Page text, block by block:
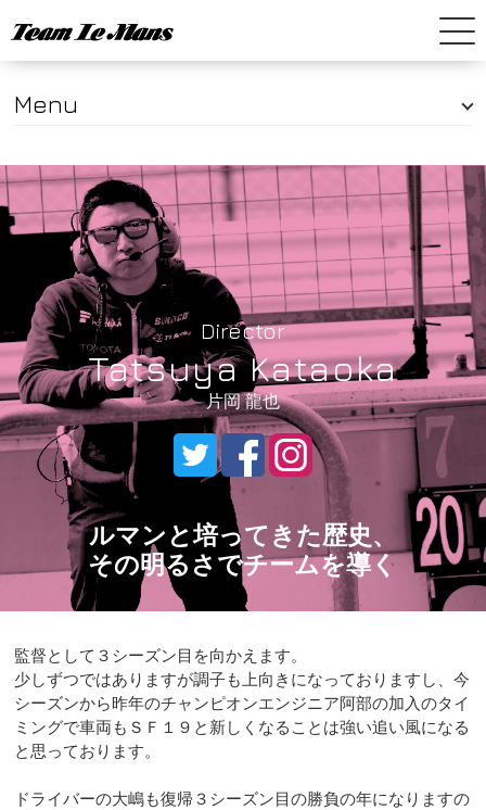
News
SUPER GT
SUPER FORMULA
Company
Menu
Director
Tatsuya Kataoka
片岡 龍也
ルマンと培ってきた歴史、
その明るさでチームを導く
監督として３シーズン目を向かえます。
少しずつではありますが調子も上向きになっておりますし、今
シーズンから昨年のチャンピオンエンジニア阿部の加入のタイ
ミングで車両もＳＦ１９と新しくなることは強い追い風になる
と思っております。
ドライバーの大嶋も復帰３シーズン目の勝負の年になりますの